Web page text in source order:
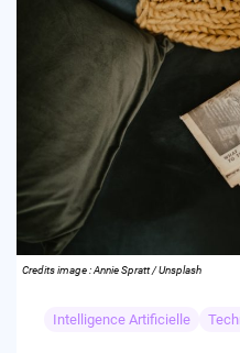
Credits image : Annie Spratt / Unsplash
Intelligence Artificielle